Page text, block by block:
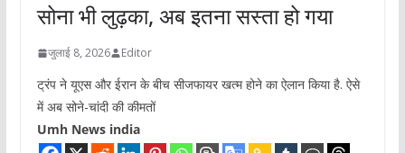
सोना भी लुढ़का, अब इतना सस्ता हो गया
जुलाई 8, 2026 Editor
ट्रंप ने यूएस और ईरान के बीच सीजफायर खत्म होने का ऐलान किया है. ऐसे
में अब सोने-चांदी की कीमतों
Umh News india